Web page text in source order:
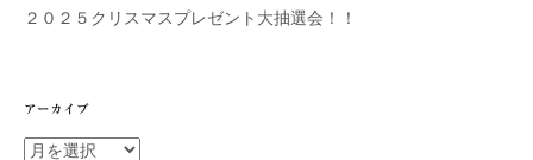
２０２５クリスマスプレゼント大抽選会！！
アーカイブ
ア